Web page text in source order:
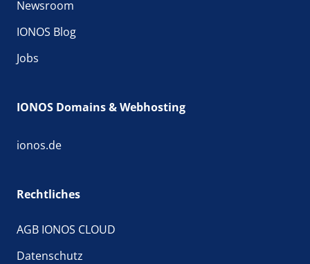
Newsroom
IONOS Blog
Jobs
IONOS Domains & Webhosting
ionos.de
Rechtliches
AGB IONOS CLOUD
Datenschutz